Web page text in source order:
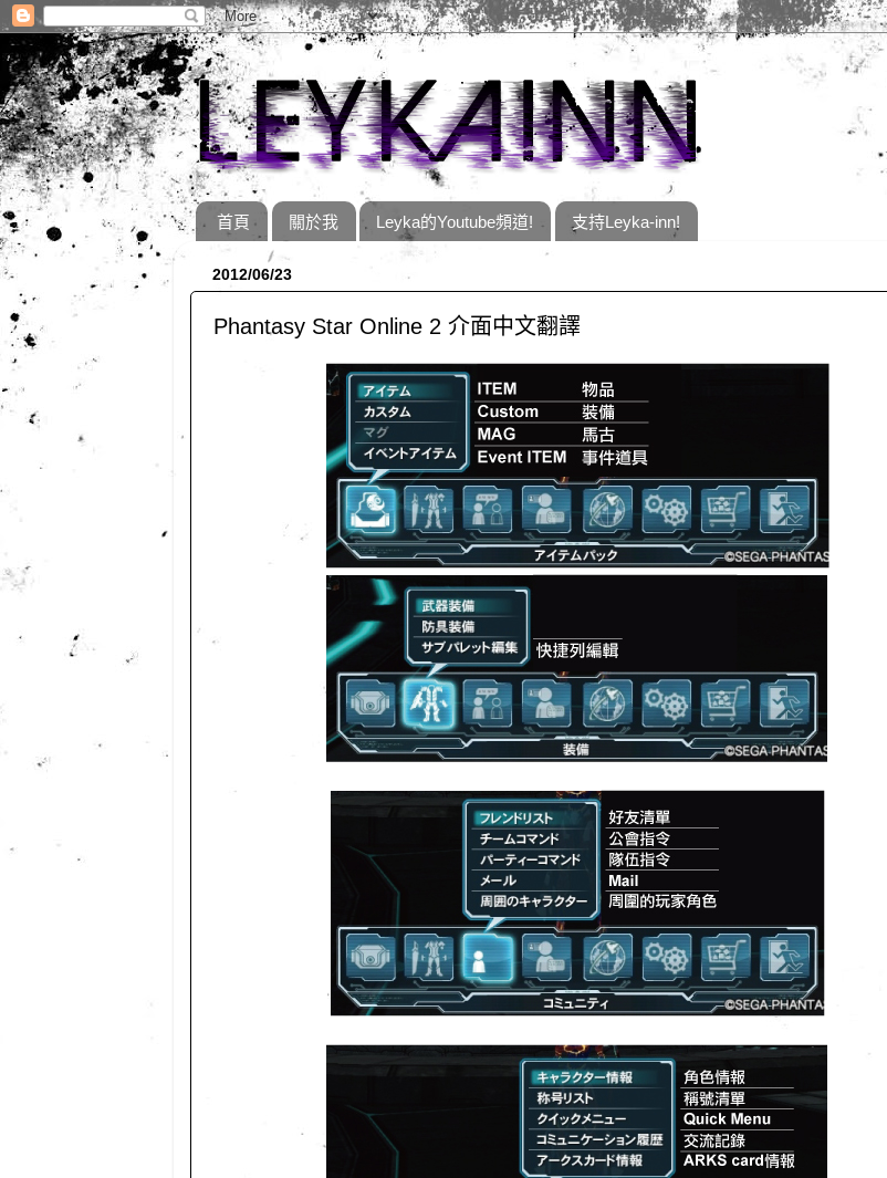
首頁 關於我 Leyka的Youtube頻道! 支持Leyka-inn!
2012/06/23
Phantasy Star Online 2 介面中文翻譯